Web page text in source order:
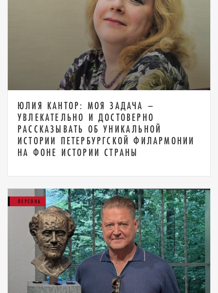
ЮЛИЯ КАНТОР: МОЯ ЗАДАЧА –
УВЛЕКАТЕЛЬНО И ДОСТОВЕРНО
РАССКАЗЫВАТЬ ОБ УНИКАЛЬНОЙ
ИСТОРИИ ПЕТЕРБУРГСКОЙ ФИЛАРМОНИИ
НА ФОНЕ ИСТОРИИ СТРАНЫ
ПЕРСОНА